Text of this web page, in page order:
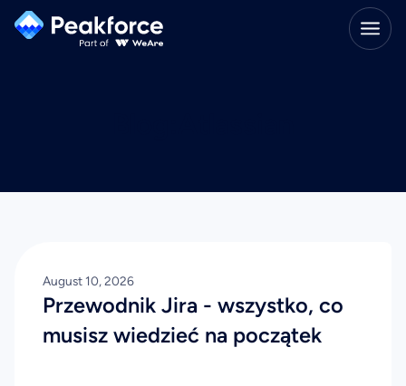
August 10, 2026
Przewodnik Jira - wszystko, co
musisz wiedzieć na początek